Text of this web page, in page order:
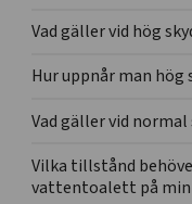
Vad gäller vid hög
Hur uppnår man hög
Vad gäller vid normal
Vilka tillstånd
vattentoalett på